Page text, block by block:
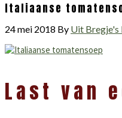
Italiaanse
24 mei 2018 By Uit Bregje's
Interacties
Last van